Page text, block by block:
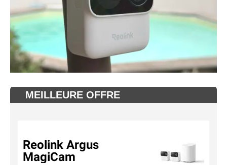
MEILLEURE OFFRE
Reolink Argus
MagiCam